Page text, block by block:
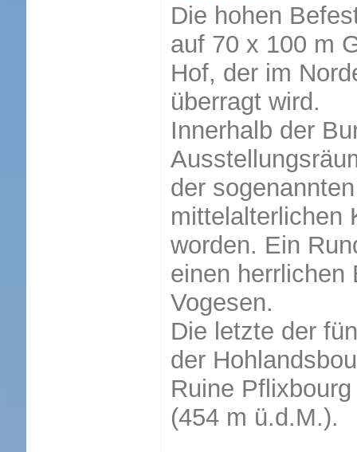
Die hohen
auf 70 x 100 m
Hof, der im
überragt wird.
Innerhalb der
der
mittelalterlichen
worden. Ein
einen
Vogesen.
Die letzte der
der
Ruine
(454 m ü.d.M.).